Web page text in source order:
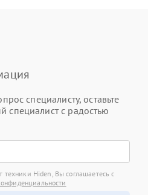
специалисту, оставьте
специалист с радостью
техники Hiden, Вы соглашаетесь с